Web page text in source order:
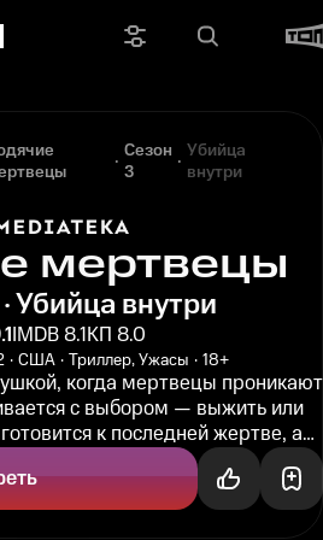
Сезон
3
Убийца
внутри
мертвецы
Убийца внутри
IMDB 8.1КП 8.0
США Триллер, Ужасы 18+
когда мертвецы проникают
с выбором — выжить или
к последней жертве, а